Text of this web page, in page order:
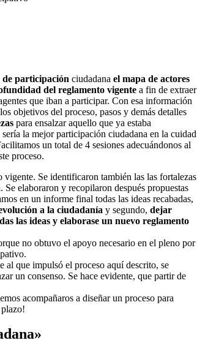
participación ciudadana el mapa de actores
del reglamento vigente a fin de extraer
que iban a participar. Con esa información
objetivos del proceso, pasos y demás detalles
para ensalzar aquello que ya estaba
sería la mejor participación ciudadana en la cuidad
un total de 4 sesiones adecuándonos al
proceso.
Se identificaron también las las fortalezas
elaboraron y recopilaron después propuestas
en un informe final todas las ideas recabadas,
a la ciudadanía y segundo, dejar
las ideas y elaborase un nuevo reglamento
no obtuvo el apoyo necesario en el pleno por
al que impulsó el proceso aquí descrito, se
un consenso. Se hace evidente, que partir de
acompañaros a diseñar un proceso para